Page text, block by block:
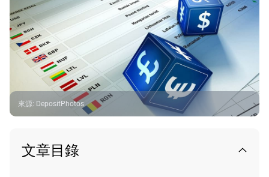
來源: DepositPhotos
文章目錄